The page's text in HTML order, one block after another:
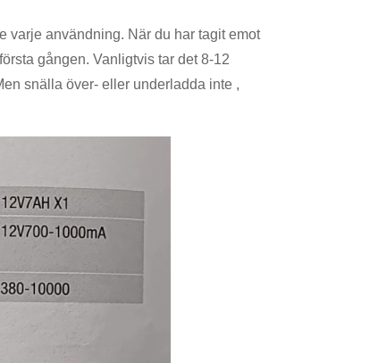
varje användning. När du har tagit emot
gången. Vanligtvis tar det 8-12
snälla över- eller underladda inte ,